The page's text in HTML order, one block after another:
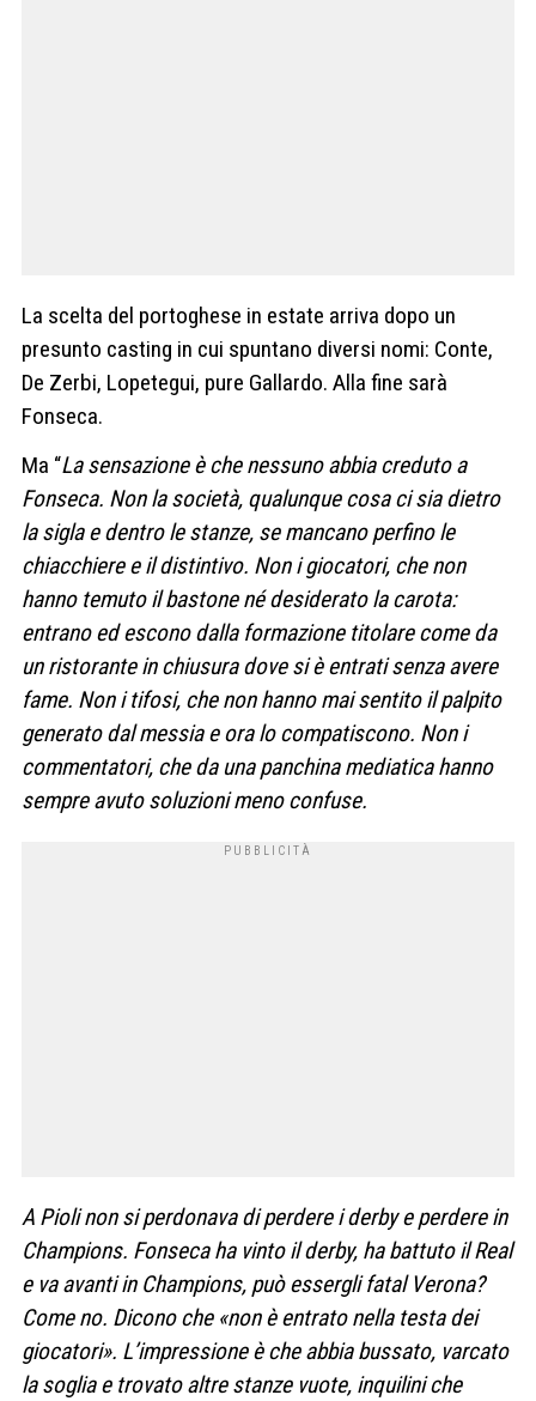
La scelta del portoghese in estate arriva dopo un
presunto casting in cui spuntano diversi nomi: Conte,
De Zerbi, Lopetegui, pure Gallardo. Alla fine sarà
Fonseca.
Ma “La sensazione è che nessuno abbia creduto a
Fonseca. Non la società, qualunque cosa ci sia dietro
la sigla e dentro le stanze, se mancano perfino le
chiacchiere e il distintivo. Non i giocatori, che non
hanno temuto il bastone né desiderato la carota:
entrano ed escono dalla formazione titolare come da
un ristorante in chiusura dove si è entrati senza avere
fame. Non i tifosi, che non hanno mai sentito il palpito
generato dal messia e ora lo compatiscono. Non i
commentatori, che da una panchina mediatica hanno
sempre avuto soluzioni meno confuse.
A Pioli non si perdonava di perdere i derby e perdere in
Champions. Fonseca ha vinto il derby, ha battuto il Real
e va avanti in Champions, può essergli fatal Verona?
Come no. Dicono che «non è entrato nella testa dei
giocatori». L’impressione è che abbia bussato, varcato
la soglia e trovato altre stanze vuote, inquilini che